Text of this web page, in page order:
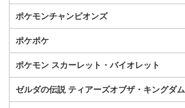
ポケモンチャンピオンズ
ポケポケ
ポケモン スカーレット・バイオレット
ゼルダの伝説 ティアーズオブザ・キングダム